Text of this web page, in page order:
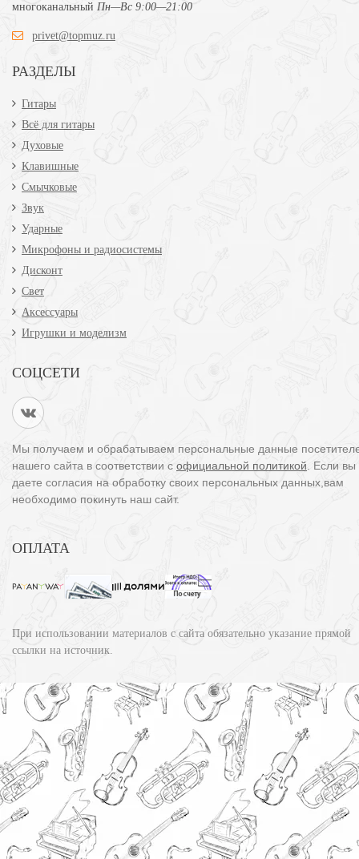
многоканальный Пн—Вс 9:00—21:00
privet@topmuz.ru
РАЗДЕЛЫ
Гитары
Всё для гитары
Духовые
Клавишные
Смычковые
Звук
Ударные
Микрофоны и радиосистемы
Дисконт
Свет
Аксессуары
Игрушки и моделизм
СОЦСЕТИ
Мы получаем и обрабатываем персональные данные
нашего сайта в соответствии с официальной политикой . Если
даете согласия на обработку своих персональных данных,вам
необходимо покинуть наш сайт.
ОПЛАТА
При использовании материалов с сайта обязательно указание прямой
ссылки на источник.